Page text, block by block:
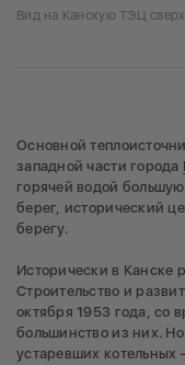
Вид на Канскую ТЭЦ
Основной
западной части города
горячей водой
берег, исторический
берегу.
Исторически в Канске
Строительство и
октября 1953 года, со
большинство из них.
устаревших